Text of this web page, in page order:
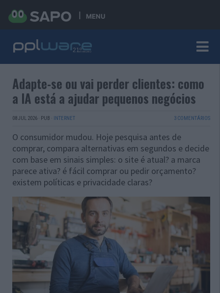
MENU
Adapte-se ou vai perder clientes: como
a IA está a ajudar pequenos negócios
08 JUL 2026 · PUB · INTERNET 3 COMENTÁRIOS
O consumidor mudou. Hoje pesquisa antes de
comprar, compara alternativas em segundos e decide
com base em sinais simples: o site é atual? a marca
parece ativa? é fácil comprar ou pedir orçamento?
existem políticas e privacidade claras?